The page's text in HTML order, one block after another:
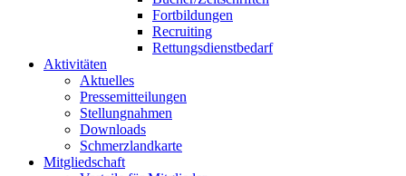
Fortbildungen
Recruiting
Rettungsdienstbedarf
Aktivitäten
Aktuelles
Pressemitteilungen
Stellungnahmen
Downloads
Schmerzlandkarte
Mitgliedschaft